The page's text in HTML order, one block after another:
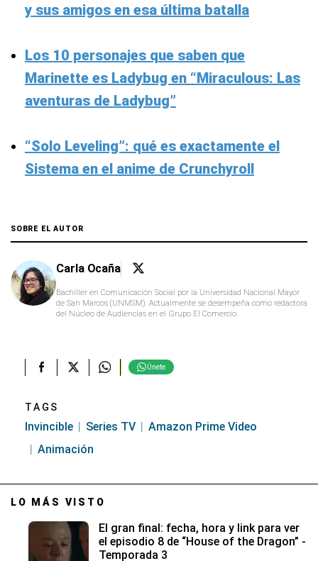
y sus amigos en esa última batalla
Los 10 personajes que saben que
Marinette es Ladybug en “Miraculous: Las
aventuras de Ladybug”
“Solo Leveling”: qué es exactamente el
Sistema en el anime de Crunchyroll
SOBRE EL AUTOR
Carla Ocaña
Bachiller en Comunicación Social por la Universidad Nacional Mayor
de San Marcos (UNMSM). Actualmente se desempeña como redactora
del Núcleo de Audiencias en el Grupo El Comercio.
Únete
TAGS
Invincible Series TV
Amazon Prime Video
Animación
LO MÁS VISTO
El gran final: fecha, hora y link para ver
el episodio 8 de “House of the Dragon” -
Temporada 3